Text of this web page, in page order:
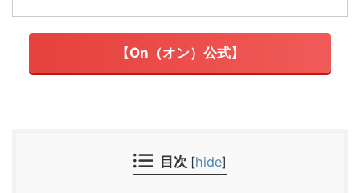
【On（オン）公式】
目次 [hide]